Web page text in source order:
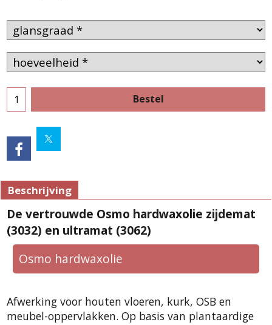
Bestel
Beschrijving
De vertrouwde Osmo hardwaxolie zijdemat
(3032) en ultramat (3062)
Osmo hardwaxolie
Afwerking voor houten vloeren, kurk, OSB en
meubel-oppervlakken. Op basis van plantaardige